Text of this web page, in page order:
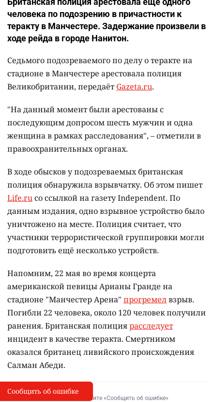
человека по подозрению в причастности к
теракту в Манчестере. Задержание произвели в
ходе рейда в городе Нанитон.
Седьмого подозреваемого по делу о теракте на
стадионе в Манчестере арестовала полиция
Великобритании, передаёт Gazeta.ru.
"На данный момент были арестованы с
последующим допросом шесть мужчин и одна
женщина в рамках расследования", – отметили в
правоохранительных органах.
В ходе обысков у подозреваемых британская
полиция обнаружила взрывчатку. Об этом пишет
Life.ruсо ссылкой на газету Independent. По
данным издания, одно взрывное устройство было
уничтожено на месте. Полиция считает, что
участники террористической группировки могли
подготовить ещё несколько устройств.
Напомним, 22 мая во время концерта
американской певицы Арианы Гранде на
стадионе "Манчестер Арена" прогремелвзрыв.
Погибли 22 человека, около 120 человек получили
ранения. Британская полициярасследует
инцидент в качестве теракта. Смертником
оказался британец ливийского происхождения
Салман Абеди.
I
Сообщить об опечатке
Выделите фрагмент и нажмите «Сообщить об ошибке»
Сообщить об ошибке